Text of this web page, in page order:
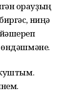
һорауҙың
ниңә
өндәшмәне.